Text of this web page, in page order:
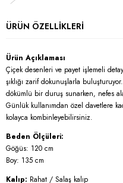
ÜRÜN ÖZELLIKLERI
Ürün Açıklaması
Çiçek desenleri ve payet işlemeli
şıklığı zarif dokunuşlarla
dökümlü bir duruş sunarken, nefes
Günlük kullanımdan özel davetlere
kolayca kombinleyebilirsiniz.
Beden Ölçüleri:
Göğüs: 120 cm
Boy: 135 cm
Kalıp: Rahat / Salaş kalıp